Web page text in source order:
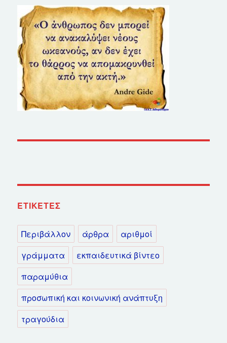
ΕΤΙΚΈΤΕΣ
Περιβάλλον άρθρα
αριθμοί
γράμματα
εκπαιδευτικά βίντεο
παραμύθια
προσωπική και κοινωνική ανάπτυξη
τραγούδια